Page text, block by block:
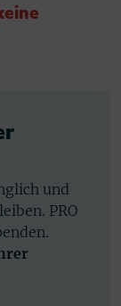
und
PRO